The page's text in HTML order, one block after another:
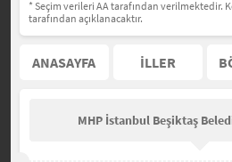
* Seçim verileri AA tarafından verilmektedir.
tarafından açıklanacaktır.
ANASAYFA İLLER
MHP İstanbul Beşiktaş